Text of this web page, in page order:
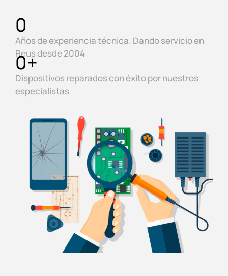
Años de experiencia técnica. Dando servicio en
Reus desde 2004
0
Dispositivos reparados con éxito por nuestros
especialistas
0+